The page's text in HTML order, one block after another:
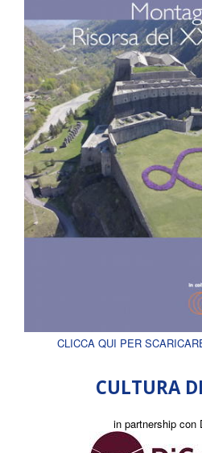
CLICCA QUI PER
CULTURA
in partnership con